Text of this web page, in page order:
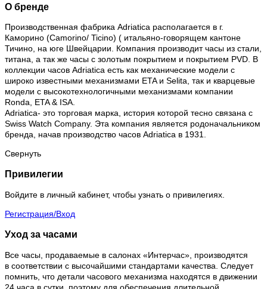
О бренде
Производственная фабрика Adriatica располагается в г.
Каморино (Camorino/ Ticino) ( итальяно-говорящем кантоне
Тичино, на юге Швейцарии. Компания производит часы из стали,
титана, а так же часы с золотым покрытием и покрытием PVD. В
коллекции часов Adriatica есть как механические модели с
широко известными механизмами ETA и Selita, так и кварцевые
модели с высокотехнологичными механизмами компании
Ronda, ETA & ISA.
Adriatica- это торговая марка, история которой тесно связана с
Swiss Watch Company. Эта компания является родоначальником
бренда, начав производство часов Adriatica в 1931.
Свернуть
Привилегии
Войдите в личный кабинет, чтобы узнать о привилегиях.
Регистрация/Вход
Уход за часами
Все часы, продаваемые в салонах «Интерчас», производятся
в соответствии с высочайшими стандартами качества. Следует
помнить, что детали часового механизма находятся в движении
24 часа в сутки, поэтому для обеспечения длительной